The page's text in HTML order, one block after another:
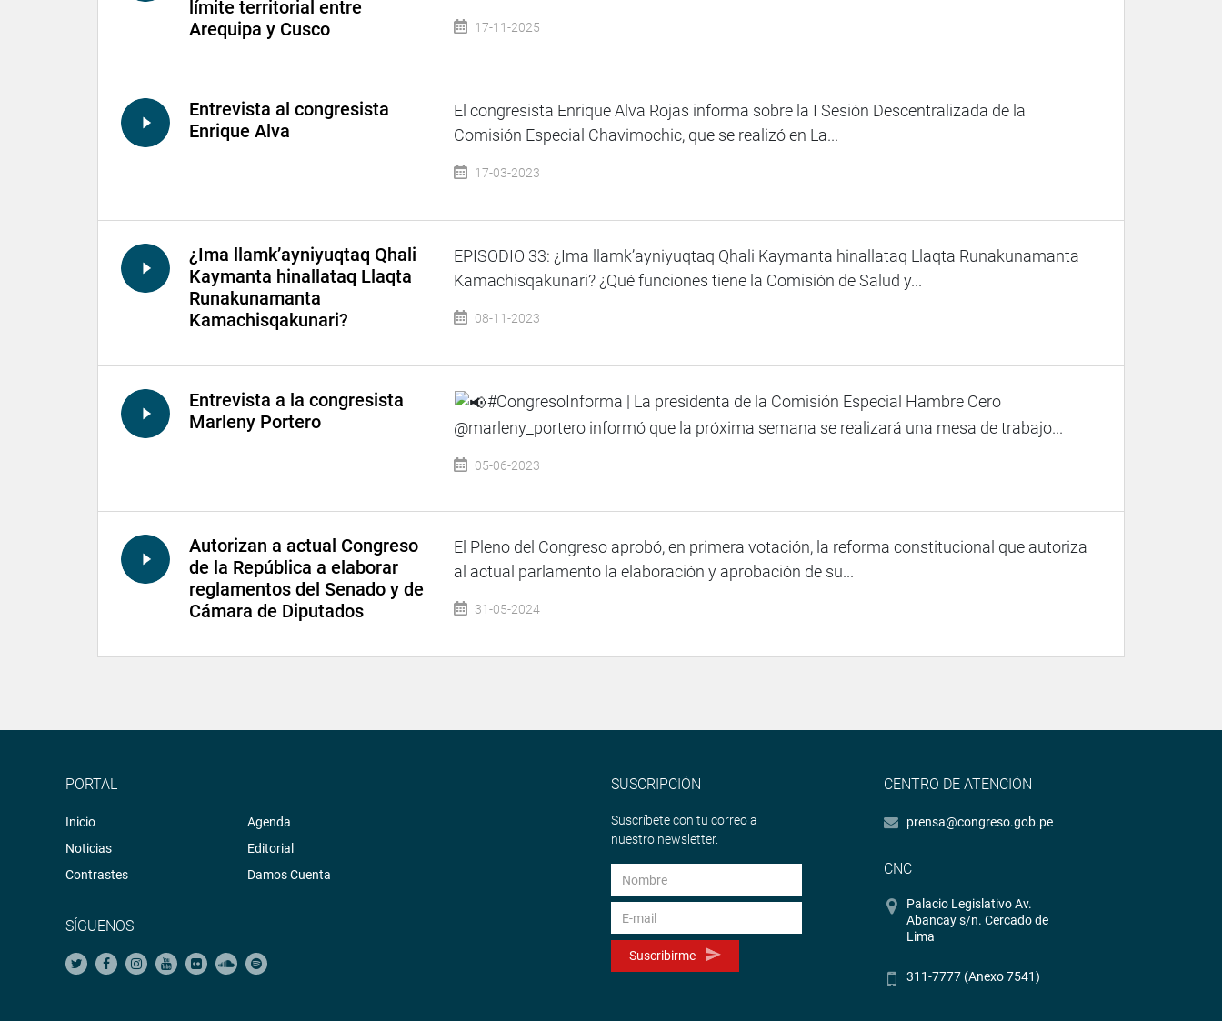
límite territorial entre
Arequipa y Cusco
17-11-2025
Entrevista al congresista
Enrique Alva
El congresista Enrique Alva Rojas informa sobre la I Sesión Descentralizada de la
Comisión Especial Chavimochic, que se realizó en La...
17-03-2023
¿Ima llamk’ayniyuqtaq Qhali
Kaymanta hinallataq Llaqta
Runakunamanta
Kamachisqakunari?
EPISODIO 33: ¿Ima llamk’ayniyuqtaq Qhali Kaymanta hinallataq Llaqta Runakunamanta
Kamachisqakunari? ¿Qué funciones tiene la Comisión de Salud y...
08-11-2023
Entrevista a la congresista
Marleny Portero
#CongresoInforma | La presidenta de la Comisión Especial Hambre Cero
@marleny_portero informó que la próxima semana se realizará una mesa de trabajo...
05-06-2023
Autorizan a actual Congreso
de la República a elaborar
reglamentos del Senado y de
Cámara de Diputados
El Pleno del Congreso aprobó, en primera votación, la reforma constitucional que autoriza
al actual parlamento la elaboración y aprobación de su...
31-05-2024
PORTAL
Inicio
Noticias
Contrastes
Agenda
Editorial
Damos Cuenta
SÍGUENOS
SUSCRIPCIÓN
Suscríbete con tu correo a
nuestro newsletter.
Suscribirme
CENTRO DE ATENCIÓN
prensa@congreso.gob.pe
CNC
Palacio Legislativo Av.
Abancay s/n. Cercado de
Lima
311-7777 (Anexo 7541)